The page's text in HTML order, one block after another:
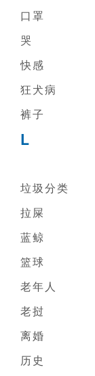
口罩
哭
快感
狂犬病
裤子
L
垃圾分类
拉屎
蓝鲸
篮球
老年人
老挝
离婚
历史